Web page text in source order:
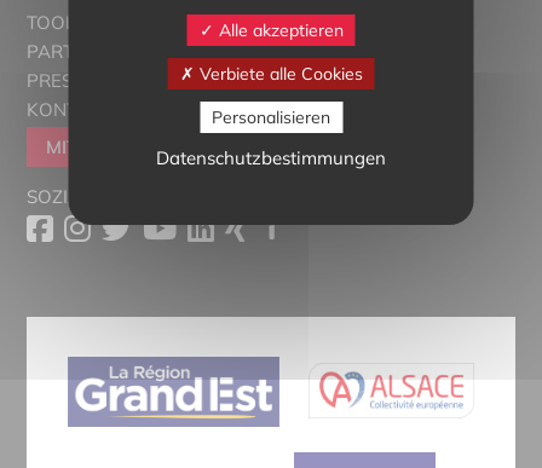
TOOLBOX
PARTNER
PRESSESCHAU
KONTAKT
MITGLIEDER WERDEN
SOZIALE MEDIEN
Alle akzeptieren
Verbiete alle Cookies
Personalisieren
Datenschutzbestimmungen